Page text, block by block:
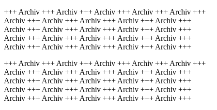
+++ Archiv +++ Archiv +++ Archiv +++ Archiv +++ Archiv +++
Archiv +++ Archiv +++ Archiv +++ Archiv +++ Archiv +++
Archiv +++ Archiv +++ Archiv +++ Archiv +++ Archiv +++
Archiv +++ Archiv +++ Archiv +++ Archiv +++ Archiv +++
Archiv +++ Archiv +++ Archiv +++ Archiv +++ Archiv +++
+++ Archiv +++ Archiv +++ Archiv +++ Archiv +++ Archiv +++
Archiv +++ Archiv +++ Archiv +++ Archiv +++ Archiv +++
Archiv +++ Archiv +++ Archiv +++ Archiv +++ Archiv +++
Archiv +++ Archiv +++ Archiv +++ Archiv +++ Archiv +++
Archiv +++ Archiv +++ Archiv +++ Archiv +++ Archiv +++